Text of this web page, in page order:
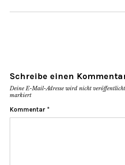
Schreibe einen
Deine E-Mail-Adresse wird nicht
markiert
Kommentar *